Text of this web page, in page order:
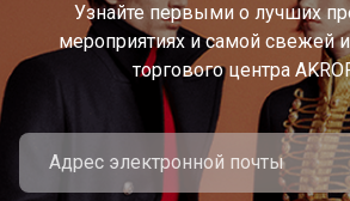
Узнайте первыми о лучших
мероприятиях и самой свежей
торгового центра